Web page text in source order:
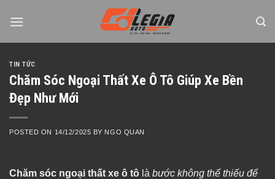
TIN TỨC
Chăm Sóc Ngoại Thất Xe Ô Tô Giúp Xe Bền
Đẹp Như Mới
POSTED ON 14/12/2025 BY NGO QUAN
Chăm sóc ngoại thất xe ô tô là bước không thể thiếu để